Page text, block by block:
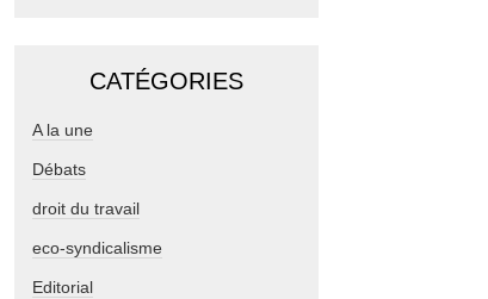
CATÉGORIES
A la une
Débats
droit du travail
eco-syndicalisme
Editorial